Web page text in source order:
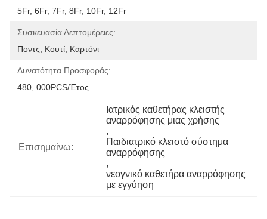
5Fr, 6Fr, 7Fr, 8Fr, 10Fr, 12Fr
Συσκευασία Λεπτομέρειες:
Ποντς, Κουτί, Καρτόνι
Δυνατότητα Προσφοράς:
480, 000PCS/έτος
Επισημαίνω:
Ιατρικός καθετήρας κλειστής
αναρρόφησης μιας χρήσης
,
Παιδιατρικό κλειστό σύστημα
αναρρόφησης
,
νεογνικό καθετήρα αναρρόφησης
με εγγύηση